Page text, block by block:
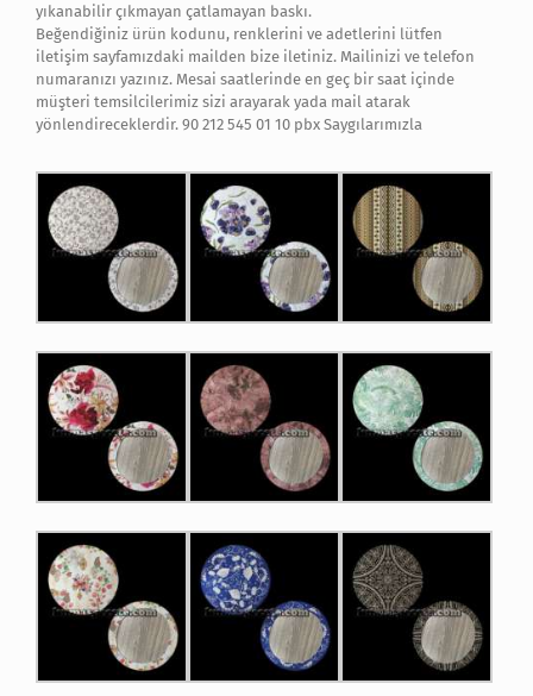
yıkanabilir çıkmayan çatlamayan baskı.
Beğendiğiniz ürün kodunu, renklerini ve adetlerini lütfen
iletişim sayfamızdaki mailden bize iletiniz. Mailinizi ve telefon
numaranızı yazınız. Mesai saatlerinde en geç bir saat içinde
müşteri temsilcilerimiz sizi arayarak yada mail atarak
yönlendireceklerdir. 90 212 545 01 10 pbx Saygılarımızla